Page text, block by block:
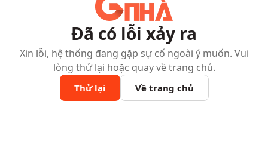
Đã có lỗi xảy ra
Xin lỗi, hệ thống đang gặp sự cố ngoài ý muốn. Vui
lòng thử lại hoặc quay về trang chủ.
Thử lại Về trang chủ